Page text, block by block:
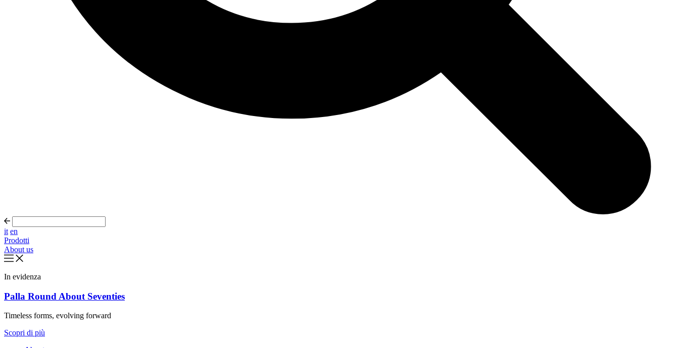
it en
Prodotti
About us
In evidenza
Palla Round About Seventies
Timeless forms, evolving forward
Scopri di più